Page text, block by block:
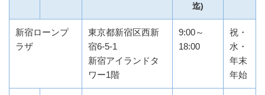
迄)
新宿ローンプ
ラザ
東京都新宿区西新
宿6‐5‐1
新宿アイランドタ
ワー1階
9:00～
18:00
祝・
水・
年末
年始